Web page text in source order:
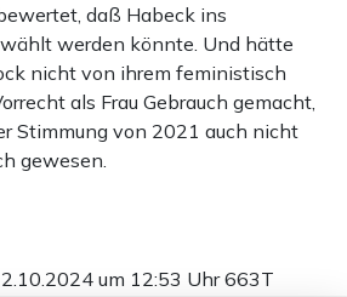
daß Habeck ins
werden könnte. Und hätte
nicht von ihrem feministisch
als Frau Gebrauch gemacht,
Stimmung von 2021 auch nicht
gewesen.
um 12:53 Uhr663T